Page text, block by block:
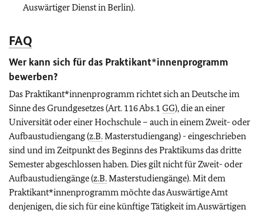
Auswärtiger Dienst in Berlin).
FAQ
Wer kann sich für das Praktikant*innenprogramm
bewerben?
Das Praktikant*innenprogramm richtet sich an Deutsche im
Sinne des Grundgesetzes (Art. 116 Abs.1 GG), die an einer
Universität oder einer Hochschule – auch in einem Zweit- oder
Aufbaustudiengang (z.B.Masterstudiengang) - eingeschrieben
sind und im Zeitpunkt des Beginns des Praktikums das dritte
Semester abgeschlossen haben. Dies gilt nicht für Zweit- oder
Aufbaustudiengänge (z.B.Masterstudiengänge). Mit dem
Praktikant*innenprogramm möchte das Auswärtige Amt
denjenigen, die sich für eine künftige Tätigkeit im Auswärtigen